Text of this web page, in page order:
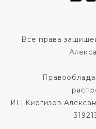
Все права
ИП Киргизов